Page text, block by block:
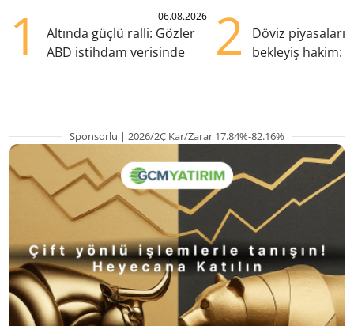
1 06.08.2026
Altında güçlü ralli: Gözler
ABD istihdam verisinde
2
Döviz
bekleyiş hakim:
Sponsorlu | 2026/2Ç Kar/Zarar 17.84%-82.16%